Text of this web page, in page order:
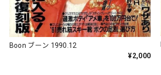
Boon ブーン 1990.12
¥2,000